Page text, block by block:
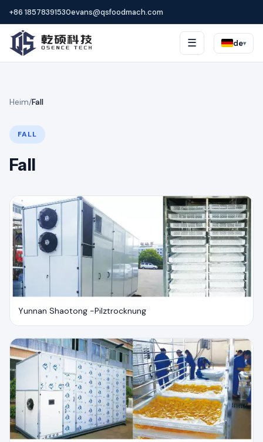
+86 18578391530evans@qsfoodmach.com
☰ de▾
Heim/Fall
FALL
Fall
Yunnan Shaotong -Pilztrocknung